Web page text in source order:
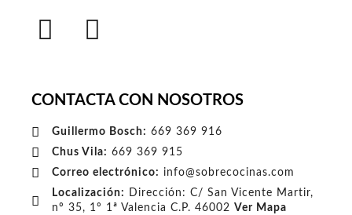
CONTACTA CON NOSOTROS
Guillermo Bosch: 669 369 916
Chus Vila: 669 369 915
Correo electrónico: info@sobrecocinas.com
Localización:
Dirección: C/ San Vicente Martir,
nº 35, 1º 1ª Valencia C.P. 46002Ver Mapa